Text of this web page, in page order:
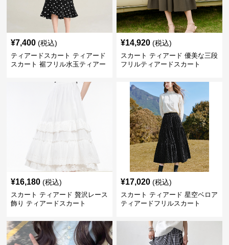
¥7,400 (税込)
ティアードスカート ティアード
スカート 裾フリル水玉ティアー
¥14,920 (税込)
スカート ティアード 優美な三段
フリルティアードスカート
¥16,180 (税込)
スカート ティアード 贅沢レース
飾り ティアードスカート
¥17,020 (税込)
スカート ティアード 星空ベロア
ティアードフリルスカート